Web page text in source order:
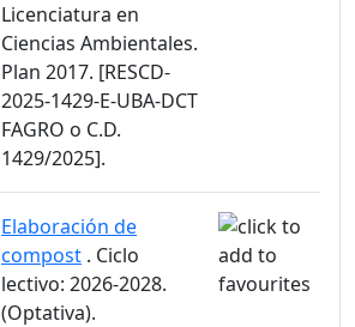
Licenciatura en
Ciencias Ambientales.
Plan 2017. [RESCD-
2025-1429-E-UBA-DCT
FAGRO o C.D.
1429/2025].
Elaboración de
compost . Ciclo
lectivo: 2026-2028.
(Optativa).